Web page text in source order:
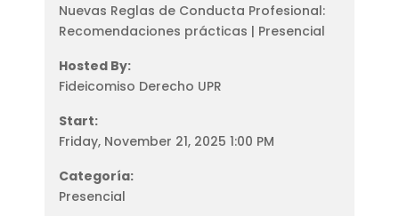
Nuevas Reglas de Conducta Profesional:
Recomendaciones prácticas | Presencial
Hosted By:
Fideicomiso Derecho UPR
Start:
Friday, November 21, 2025 1:00 PM
Categoría:
Presencial